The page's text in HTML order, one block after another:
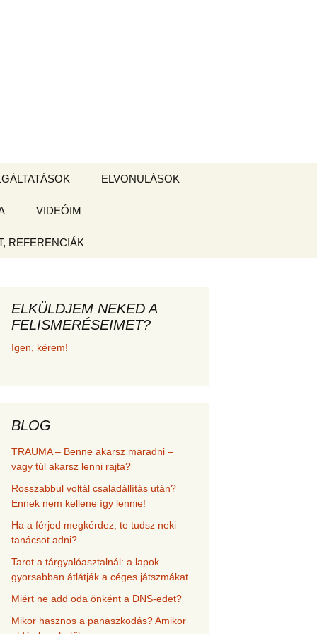
BOLT
ELVONULÁSOK
VIDEÓIM
REFERENCIÁK
az új
és
ELKÜLDJEM NEKED A
FELISMERÉSEIMET?
Igen, kérem!
BLOG
TRAUMA – Benne akarsz maradni –
vagy túl akarsz lenni rajta?
Rosszabbul voltál családállítás után?
Ennek nem kellene így lennie!
Ha a férjed megkérdez, te tudsz neki
tanácsot adni?
Tarot a tárgyalóasztalnál: a lapok
gyorsabban átlátják a céges játszmákat
Miért ne add oda önként a DNS-edet?
Mikor hasznos a panaszkodás? Amikor